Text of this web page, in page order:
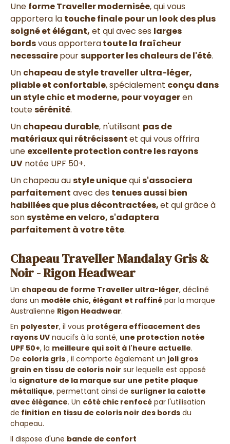
Une forme Traveller modernisée, qui vous
apportera la touche finale pour un look des plus
soigné et élégant, et qui avec ses larges
bordsvous apporteratoute la fraîcheur
necessairepoursupporter les chaleurs de l'été.
Un chapeau de style traveller ultra-léger,
pliable et confortable, spécialement conçu dans
un style chic et moderne, pour voyageren
toutesérénité.
Un chapeau durable, n'utilisant pas de
matériaux qui rétrécissentet qui vous offrira
une excellente protection contre les rayons
UV notée UPF 50+.
Un chapeau austyle uniquequis'associera
parfaitement avec des tenues aussi bien
habillées que plus décontractées,et qui grâce à
sonsystème en velcro, s'adaptera
parfaitement à votre tête.
Chapeau Traveller Mandalay Gris &
Noir - Rigon Headwear
Un chapeau de forme Traveller ultra-léger, décliné
dans un modèle chic, élégant et raffiné par la marque
Australienne Rigon Headwear.
En polyester, il vous protégera efficacement des
rayons UV naucifs à la santé, une protection notée
UPF 50+, la meilleure qui soit à l'heure actuelle.
De coloris gris , il comporte également un joli gros
grain en tissu de coloris noir sur lequelle est apposé
la signature de la marque sur une petite plaque
métallique, permettant ainsi de surligner la calotte
avec élégance. Un côté chic renfocé par l'utilisation
de finition en tissu de coloris noir des bords du
chapeau.
Il dispose d'une bande de confort